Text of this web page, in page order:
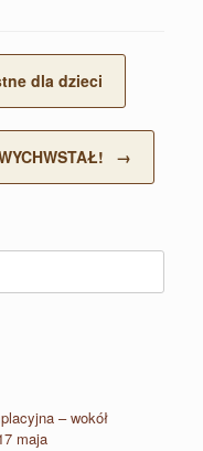
dla dzieci
→
– wokół
maja